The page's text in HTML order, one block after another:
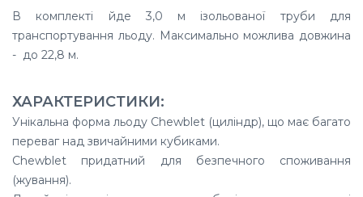
В комплекті йде 3,0 м ізольованої труби для
транспортування льоду. Максимально можлива довжина
- до 22,8 м.
ХАРАКТЕРИСТИКИ:
Унікальна форма льоду Chewblet (циліндр), що має багато
переваг над звичайними кубиками.
Chewblet придатний для безпечного споживання
(жування).